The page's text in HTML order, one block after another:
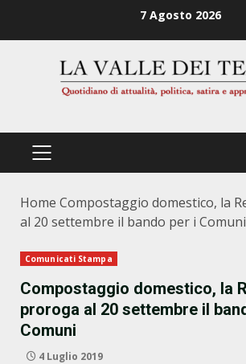
7 Agosto 2026
PRIMÄRES
Home Compostaggio domestico, la
al 20 settembre il bando per i Comuni
Comunicati Stampa
Compostaggio domestico, la
proroga al 20 settembre il
Comuni
4 Luglio 2019